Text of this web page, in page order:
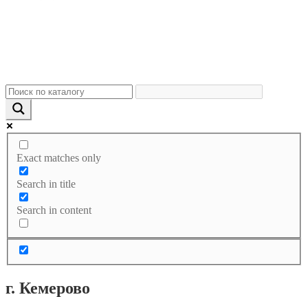
Exact matches only
Search in title
Search in content
г. Кемерово